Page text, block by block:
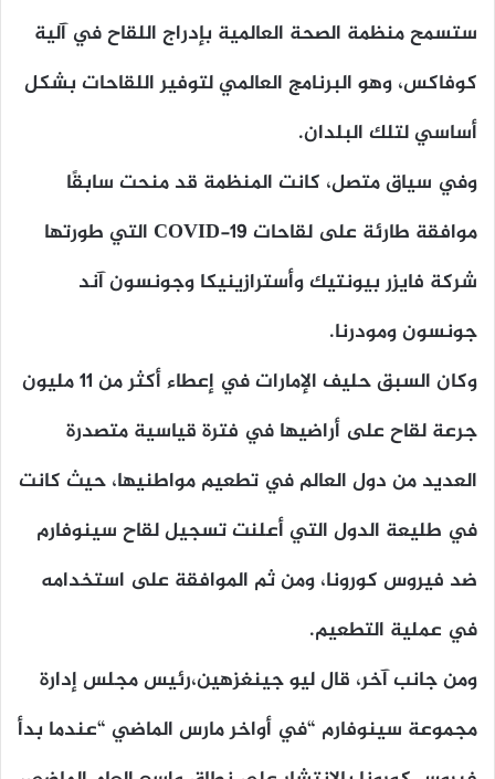
ستسمح منظمة الصحة العالمية بإدراج اللقاح في آلية
كوفاكس، وهو البرنامج العالمي لتوفير اللقاحات بشكل
أساسي لتلك البلدان.
وفي سياق متصل، كانت المنظمة قد منحت سابقًا
موافقة طارئة على لقاحات COVID-19 التي طورتها
شركة فايزر بيونتيك وأسترازينيكا وجونسون آند
جونسون ومودرنا.
وكان السبق حليف الإمارات في إعطاء أكثر من 11 مليون
جرعة لقاح على أراضيها في فترة قياسية متصدرة
العديد من دول العالم في تطعيم مواطنيها، حيث كانت
في طليعة الدول التي أعلنت تسجيل لقاح سينوفارم
ضد فيروس كورونا، ومن ثم الموافقة على استخدامه
في عملية التطعيم.
ومن جانب آخر، قال ليو جينغزهين،رئيس مجلس إدارة
مجموعة سينوفارم “في أواخر مارس الماضي “عندما بدأ